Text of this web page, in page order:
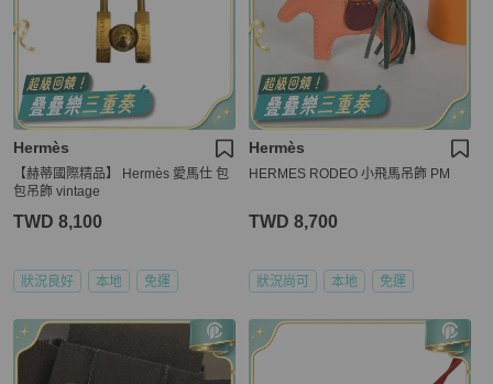
Hermès
【赫蒂國際精品】 Hermès 愛馬仕 包
包吊飾 vintage
TWD 8,100
狀況良好 本地 免運
Hermès
HERMES RODEO 小飛馬吊飾 PM
TWD 8,700
狀況尚可 本地 免運